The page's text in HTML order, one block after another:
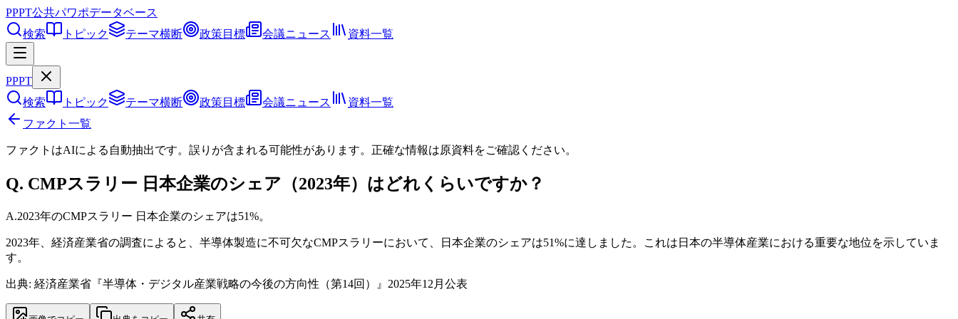
PPPT公共パワポデータベース
検索
トピック テーマ横断 政策目標 会議ニュース 資料一覧
PPPT
検索
トピック テーマ横断 政策目標 会議ニュース
資料一覧
ファクト一覧
ファクトはAIによる自動抽出です。誤りが含まれる可能性があります。正確な情報は原資料をご確認ください。
Q. CMPスラリー 日本企業のシェア（2023年）はどれくらいですか？
A.2023年のCMPスラリー 日本企業のシェアは51%。
2023年、経済産業省の調査によると、半導体製造に不可欠なCMPスラリーにおいて、日本企業のシェアは51%に達しました。これは日本の半導体産業における重要な地位を示していま
す。
出典: 経済産業省『半導体・デジタル産業戦略の今後の方向性（第14回）』2025年12月公表